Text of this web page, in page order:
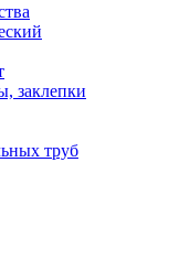
заклепки
труб